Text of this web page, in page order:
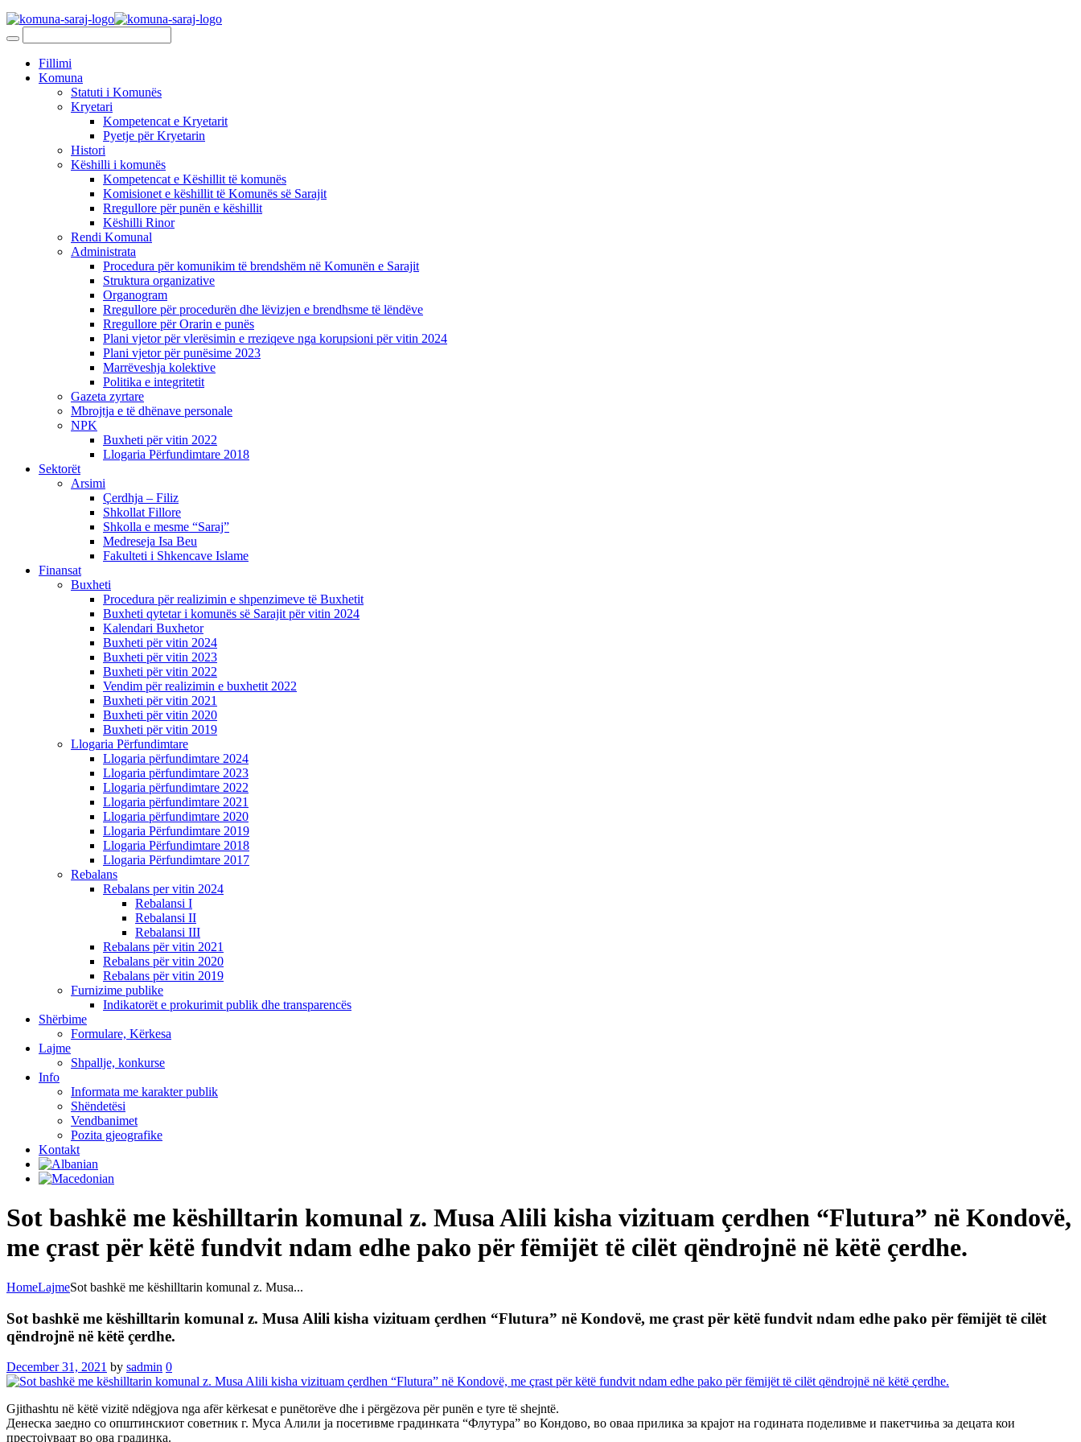
Fillimi
Komuna
Statuti i Komunës
Kryetari
Kompetencat e Kryetarit
Pyetje për Kryetarin
Histori
Këshilli i komunës
Kompetencat e Këshillit të komunës
Komisionet e këshillit të Komunës së Sarajit
Rregullore për punën e këshillit
Këshilli Rinor
Rendi Komunal
Administrata
Procedura për komunikim të brendshëm në Komunën e Sarajit
Struktura organizative
Organogram
Rregullore për procedurën dhe lëvizjen e brendhsme të lëndëve
Rregullore për Orarin e punës
Plani vjetor për vlerësimin e rreziqeve nga korupsioni për vitin 2024
Plani vjetor për punësime 2023
Marrëveshja kolektive
Politika e integritetit
Gazeta zyrtare
Mbrojtja e të dhënave personale
NPK
Buxheti për vitin 2022
Llogaria Përfundimtare 2018
Sektorët
Arsimi
Çerdhja – Filiz
Shkollat Fillore
Shkolla e mesme “Saraj”
Medreseja Isa Beu
Fakulteti i Shkencave Islame
Finansat
Buxheti
Procedura për realizimin e shpenzimeve të Buxhetit
Buxheti qytetar i komunës së Sarajit për vitin 2024
Kalendari Buxhetor
Buxheti për vitin 2024
Buxheti për vitin 2023
Buxheti për vitin 2022
Vendim për realizimin e buxhetit 2022
Buxheti për vitin 2021
Buxheti për vitin 2020
Buxheti për vitin 2019
Llogaria Përfundimtare
Llogaria përfundimtare 2024
Llogaria përfundimtare 2023
Llogaria përfundimtare 2022
Llogaria përfundimtare 2021
Llogaria përfundimtare 2020
Llogaria Përfundimtare 2019
Llogaria Përfundimtare 2018
Llogaria Përfundimtare 2017
Rebalans
Rebalans per vitin 2024
Rebalansi I
Rebalansi II
Rebalansi III
Rebalans për vitin 2021
Rebalans për vitin 2020
Rebalans për vitin 2019
Furnizime publike
Indikatorët e prokurimit publik dhe transparencës
Shërbime
Formulare, Kërkesa
Lajme
Shpallje, konkurse
Info
Informata me karakter publik
Shëndetësi
Vendbanimet
Pozita gjeografike
Kontakt
Sot bashkë me këshilltarin komunal z. Musa Alili kisha vizituam çerdhen “Flutura” në Kondovë,
me çrast për këtë fundvit ndam edhe pako për fëmijët të cilët qëndrojnë në këtë çerdhe.
HomeLajmeSot bashkë me këshilltarin komunal z. Musa...
Sot bashkë me këshilltarin komunal z. Musa Alili kisha vizituam çerdhen “Flutura” në Kondovë, me çrast për këtë fundvit ndam edhe pako për fëmijët të cilët
qëndrojnë në këtë çerdhe.
December 31, 2021 by sadmin 0
Gjithashtu në këtë vizitë ndëgjova nga afër kërkesat e punëtorëve dhe i përgëzova për punën e tyre të shejntë.
Денеска заедно со општинскиот советник г. Муса Алили ја посетивме градинката “Флутура” во Кондово, во оваа прилика за крајот на годината поделивме и пакетчиња за децата кои
престојуваат во ова градинка.